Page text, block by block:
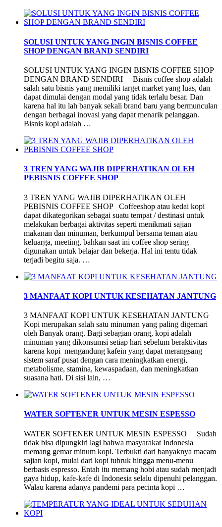
SOLUSI UNTUK YANG INGIN BISNIS COFFEE
SHOP DENGAN BRAND SENDIRI
SOLUSI UNTUK YANG INGIN BISNIS COFFEE SHOP
DENGAN BRAND SENDIRI Bisnis coffee shop adalah
salah satu bisnis yang memiliki target market yang luas, dan
dapat dimulai dengan modal yang tidak terlalu besar. Dan
karena hal itu lah banyak sekali brand baru yang bermunculan
dengan berbagai inovasi yang dapat menarik pelanggan.
Bisnis kopi adalah …
3 TREN YANG WAJIB DIPERHATIKAN OLEH
PEBISNIS COFFEE SHOP
3 TREN YANG WAJIB DIPERHATIKAN OLEH
PEBISNIS COFFEE SHOP Coffeeshop atau kedai kopi
dapat dikategorikan sebagai suatu tempat / destinasi untuk
melakukan berbagai aktivitas seperti menikmati sajian
makanan dan minuman, berkumpul bersama teman atau
keluarga, meeting, bahkan saat ini coffee shop sering
digunakan untuk belajar dan bekerja. Hal ini tentu tidak
terjadi begitu saja. …
3 MANFAAT KOPI UNTUK KESEHATAN JANTUNG
3 MANFAAT KOPI UNTUK KESEHATAN JANTUNG
Kopi merupakan salah satu minuman yang paling digemari
oleh Banyak orang. Bagi sebagian orang, kopi adalah
minuman yang dikonsumsi setiap hari sebelum beraktivitas
karena kopi mengandung kafein yang dapat merangsang
sistem saraf pusat dengan cara meningkatkan energi,
metabolisme, stamina, kewaspadaan, dan meningkatkan
suasana hati. Di sisi lain, …
WATER SOFTENER UNTUK MESIN ESPESSO
WATER SOFTENER UNTUK MESIN ESPESSO Sudah
tidak bisa dipungkiri lagi bahwa masyarakat Indonesia
memang gemar minum kopi. Terbukti dari banyaknya macam
sajian kopi, mulai dari kopi tubruk hingga menu-menu
berbasis espresso. Entah itu memang hobi atau sudah menjadi
gaya hidup, kafe-kafe di Indonesia selalu dipenuhi pelanggan.
Walau karena adanya pandemi para pecinta kopi …